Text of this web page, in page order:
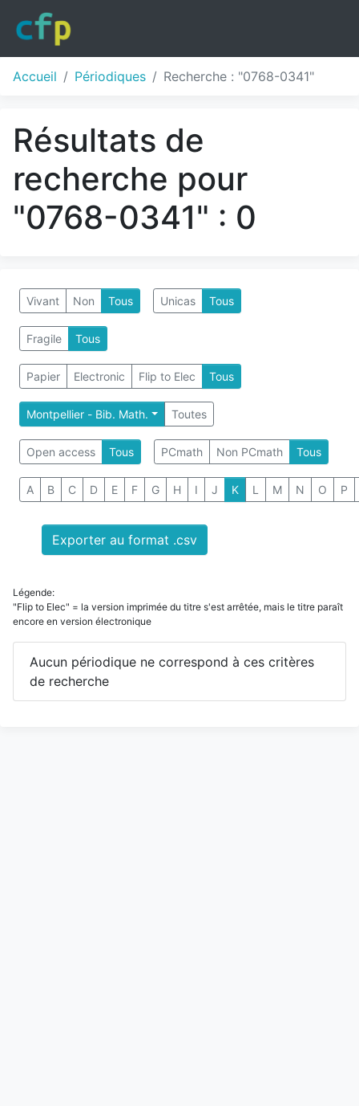
Accueil Périodiques Recherche : "0768-0341"
Résultats de
recherche pour
"0768-0341" : 0
Vivant Non Tous Unicas Tous
Fragile Tous
Papier Electronic Flip to Elec Tous
Montpellier - Bib. Math. Toutes
Open access Tous PCmath Non PCmath Tous
A B C D E F G H I J K L M N O P
Exporter au format .csv
Légende:
"Flip to Elec" = la version imprimée du titre s'est arrêtée, mais le titre paraît
encore en version électronique
Aucun périodique ne correspond à ces critères
de recherche